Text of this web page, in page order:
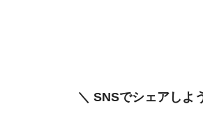
＼ SNSでシェアしよ